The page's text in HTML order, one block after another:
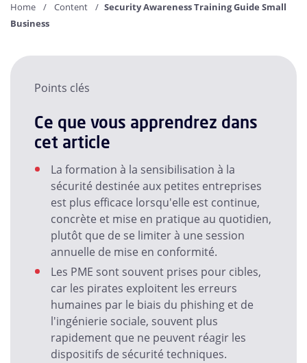
Home Content
Security Awareness Training Guide Small
Business
Points clés
Ce que vous apprendrez dans
cet article
La formation à la sensibilisation à la
sécurité destinée aux petites entreprises
est plus efficace lorsqu'elle est continue,
concrète et mise en pratique au quotidien,
plutôt que de se limiter à une session
annuelle de mise en conformité.
Les PME sont souvent prises pour cibles,
car les pirates exploitent les erreurs
humaines par le biais du phishing et de
l'ingénierie sociale, souvent plus
rapidement que ne peuvent réagir les
dispositifs de sécurité techniques.